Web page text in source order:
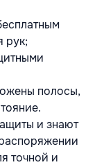
рук;
полосы,
и знают
точной и